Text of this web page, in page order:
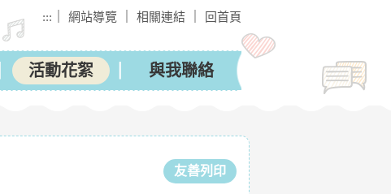
::: 網站導覽 相關連結 回首頁
活動花絮 與我聯絡
友善列印